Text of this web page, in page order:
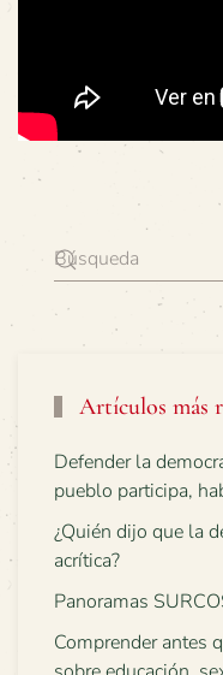
Artículos más
Defender la
pueblo participa,
¿Quién dijo que la
acrítica?
Panoramas
Comprender antes